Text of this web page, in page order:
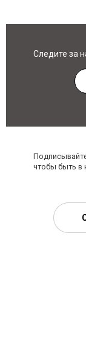
Следите за
чтобы быть в